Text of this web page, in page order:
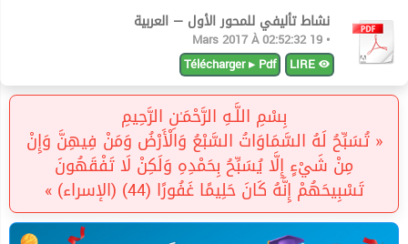
نشاط تأليفي للمحور الأول — العربية
• 19 Mars 2017 À 02:52:32
Télécharger ▸ Pdf
بِسْمِ اللَّـهِ الرَّحْمَـٰنِ الرَّحِيمِ
« تُسَبِّحُ لَهُ السَّمَاوَاتُ السَّبْعُ وَالْأَرْضُ وَمَنْ فِيهِنَّ وَإِنْ
مِنْ شَيْءٍ إِلَّا يُسَبِّحُ بِحَمْدِهِ وَلَكِنْ لَا تَفْقَهُونَ
تَسْبِيحَهُمْ إِنَّهُ كَانَ حَلِيمًا غَفُورًا (44) (الإسراء) »